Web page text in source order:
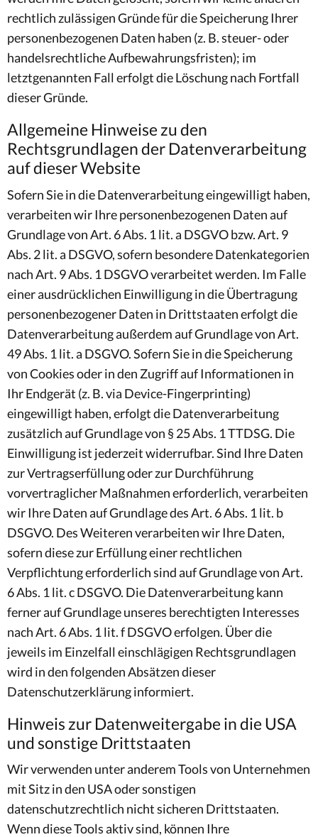
rechtlich zulässigen Gründe für die Speicherung Ihrer
personenbezogenen Daten haben (z. B. steuer- oder
handelsrechtliche Aufbewahrungsfristen); im
letztgenannten Fall erfolgt die Löschung nach Fortfall
dieser Gründe.
Allgemeine Hinweise zu den
Rechtsgrundlagen der Datenverarbeitung
auf dieser Website
Sofern Sie in die Datenverarbeitung eingewilligt haben,
verarbeiten wir Ihre personenbezogenen Daten auf
Grundlage von Art. 6 Abs. 1 lit. a DSGVO bzw. Art. 9
Abs. 2 lit. a DSGVO, sofern besondere Datenkategorien
nach Art. 9 Abs. 1 DSGVO verarbeitet werden. Im Falle
einer ausdrücklichen Einwilligung in die Übertragung
personenbezogener Daten in Drittstaaten erfolgt die
Datenverarbeitung außerdem auf Grundlage von Art.
49 Abs. 1 lit. a DSGVO. Sofern Sie in die Speicherung
von Cookies oder in den Zugriff auf Informationen in
Ihr Endgerät (z. B. via Device-Fingerprinting)
eingewilligt haben, erfolgt die Datenverarbeitung
zusätzlich auf Grundlage von § 25 Abs. 1 TTDSG. Die
Einwilligung ist jederzeit widerrufbar. Sind Ihre Daten
zur Vertragserfüllung oder zur Durchführung
vorvertraglicher Maßnahmen erforderlich, verarbeiten
wir Ihre Daten auf Grundlage des Art. 6 Abs. 1 lit. b
DSGVO. Des Weiteren verarbeiten wir Ihre Daten,
sofern diese zur Erfüllung einer rechtlichen
Verpflichtung erforderlich sind auf Grundlage von Art.
6 Abs. 1 lit. c DSGVO. Die Datenverarbeitung kann
ferner auf Grundlage unseres berechtigten Interesses
nach Art. 6 Abs. 1 lit. f DSGVO erfolgen. Über die
jeweils im Einzelfall einschlägigen Rechtsgrundlagen
wird in den folgenden Absätzen dieser
Datenschutzerklärung informiert.
Hinweis zur Datenweitergabe in die USA
und sonstige Drittstaaten
Wir verwenden unter anderem Tools von Unternehmen
mit Sitz in den USA oder sonstigen
datenschutzrechtlich nicht sicheren Drittstaaten.
Wenn diese Tools aktiv sind, können Ihre